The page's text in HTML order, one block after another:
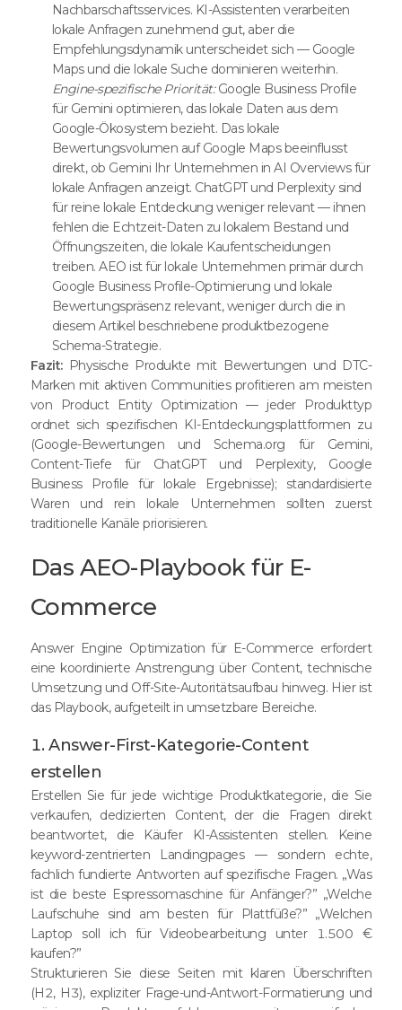
Nachbarschaftsservices. KI-Assistenten verarbeiten
lokale Anfragen zunehmend gut, aber die
Empfehlungsdynamik unterscheidet sich — Google
Maps und die lokale Suche dominieren weiterhin.
Engine-spezifische Priorität:Google Business Profile
für Gemini optimieren, das lokale Daten aus dem
Google-Ökosystem bezieht. Das lokale
Bewertungsvolumen auf Google Maps beeinflusst
direkt, ob Gemini Ihr Unternehmen in AI Overviews für
lokale Anfragen anzeigt. ChatGPT und Perplexity sind
für reine lokale Entdeckung weniger relevant — ihnen
fehlen die Echtzeit-Daten zu lokalem Bestand und
Öffnungszeiten, die lokale Kaufentscheidungen
treiben. AEO ist für lokale Unternehmen primär durch
Google Business Profile-Optimierung und lokale
Bewertungspräsenz relevant, weniger durch die in
diesem Artikel beschriebene produktbezogene
Schema-Strategie.
Fazit:Physische Produkte mit Bewertungen und DTC-
Marken mit aktiven Communities profitieren am meisten
von Product Entity Optimization — jeder Produkttyp
ordnet sich spezifischen KI-Entdeckungsplattformen zu
(Google-Bewertungen und Schema.org für Gemini,
Content-Tiefe für ChatGPT und Perplexity, Google
Business Profile für lokale Ergebnisse); standardisierte
Waren und rein lokale Unternehmen sollten zuerst
traditionelle Kanäle priorisieren.
Das AEO-Playbook für E-
Commerce
Answer Engine Optimization für E-Commerce erfordert
eine koordinierte Anstrengung über Content, technische
Umsetzung und Off-Site-Autoritätsaufbau hinweg. Hier ist
das Playbook, aufgeteilt in umsetzbare Bereiche.
1. Answer-First-Kategorie-Content
erstellen
Erstellen Sie für jede wichtige Produktkategorie, die Sie
verkaufen, dedizierten Content, der die Fragen direkt
beantwortet, die Käufer KI-Assistenten stellen. Keine
keyword-zentrierten Landingpages — sondern echte,
fachlich fundierte Antworten auf spezifische Fragen. „Was
ist die beste Espressomaschine für Anfänger?” „Welche
Laufschuhe sind am besten für Plattfüße?” „Welchen
Laptop soll ich für Videobearbeitung unter 1.500 €
kaufen?”
Strukturieren Sie diese Seiten mit klaren Überschriften
(H2, H3), expliziter Frage-und-Antwort-Formatierung und